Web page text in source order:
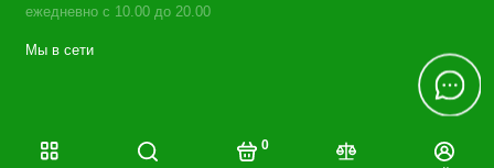
0
ежедневно с 10.00 до 20.00
Мы в сети